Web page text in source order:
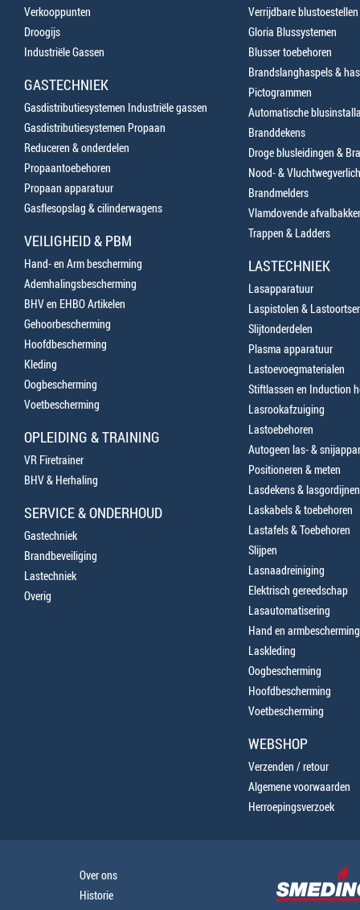
Verkooppunten
Droogijs
Industriële Gassen
GASTECHNIEK
Gasdistributiesystemen Industriële gassen
Gasdistributiesystemen Propaan
Reduceren & onderdelen
Propaantoebehoren
Propaan apparatuur
Gasflesopslag & cilinderwagens
VEILIGHEID & PBM
Hand- en Arm bescherming
Ademhalingsbescherming
BHV en EHBO Artikelen
Gehoorbescherming
Hoofdbescherming
Kleding
Oogbescherming
Voetbescherming
OPLEIDING & TRAINING
VR Firetrainer
BHV & Herhaling
SERVICE & ONDERHOUD
Gastechniek
Brandbeveiliging
Lastechniek
Overig
Verrijdbare blustoestellen
Gloria Blussystemen
Blusser toebehoren
Brandslanghaspels &
Pictogrammen
Automatische
Branddekens
Droge blusleidingen &
Nood- &
Brandmelders
Vlamdovende
Trappen & Ladders
LASTECHNIEK
Lasapparatuur
Laspistolen &
Slijtonderdelen
Plasma apparatuur
Lastoevoegmaterialen
Stiftlassen en Induction
Lasrookafzuiging
Lastoebehoren
Autogeen las- &
Positioneren & meten
Lasdekens & lasgordijnen
Laskabels & toebehoren
Lastafels & Toebehoren
Slijpen
Lasnaadreiniging
Elektrisch gereedschap
Lasautomatisering
Hand en armbescherming
Laskleding
Oogbescherming
Hoofdbescherming
Voetbescherming
WEBSHOP
Verzenden / retour
Algemene voorwaarden
Herroepingsverzoek
Over ons
Historie